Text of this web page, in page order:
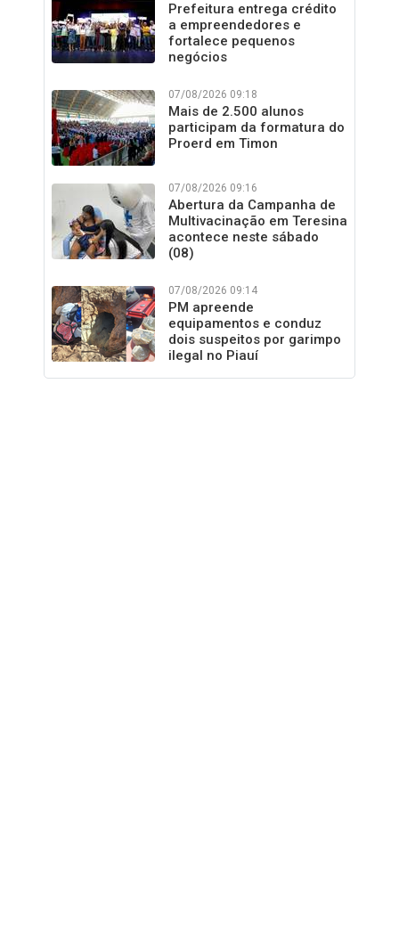
Prefeitura entrega crédito
a empreendedores e
fortalece pequenos
negócios
07/08/2026 09:18
Mais de 2.500 alunos
participam da formatura do
Proerd em Timon
07/08/2026 09:16
Abertura da Campanha de
Multivacinação em Teresina
acontece neste sábado
(08)
07/08/2026 09:14
PM apreende
equipamentos e conduz
dois suspeitos por garimpo
ilegal no Piauí